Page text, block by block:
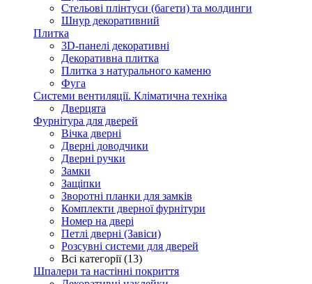
Стельові плінтуси (багети) та молдинги
Шнур декоративний
Плитка
3D-панелі декоративні
Декоративна плитка
Плитка з натурального каменю
Фуга
Системи вентиляції. Кліматична техніка
Дверцята
Фурнітура для дверей
Вічка дверні
Дверні доводчики
Дверні ручки
Замки
Защіпки
Зворотні планки для замків
Комплекти дверної фурнітури
Номер на двері
Петлі дверні (Завіси)
Розсувні системи для дверей
Всі категорії (13)
Шпалери та настінні покриття